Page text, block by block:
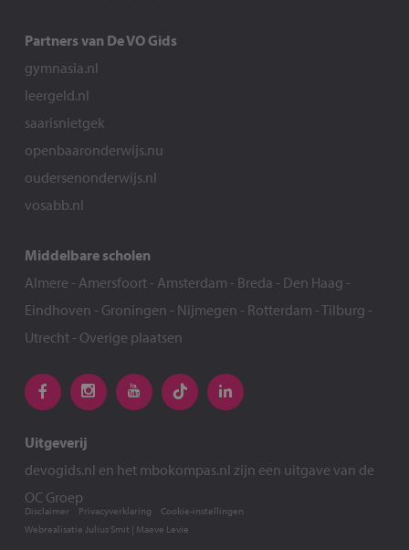
Partners van De VO Gids
gymnasia.nl
leergeld.nl
saarisnietgek
openbaaronderwijs.nu
oudersenonderwijs.nl
vosabb.nl
Middelbare scholen
Almere - Amersfoort- Amsterdam - Breda - Den Haag -
Eindhoven - Groningen - Nijmegen - Rotterdam -Tilburg -
Utrecht- Overige plaatsen
Uitgeverij
devogids.nl en het mbokompas.nl zijn een uitgave van de
OC Groep
Webrealisatie Julius Smit | Maeve Levie
Disclaimer Privacyverklaring Cookie-instellingen